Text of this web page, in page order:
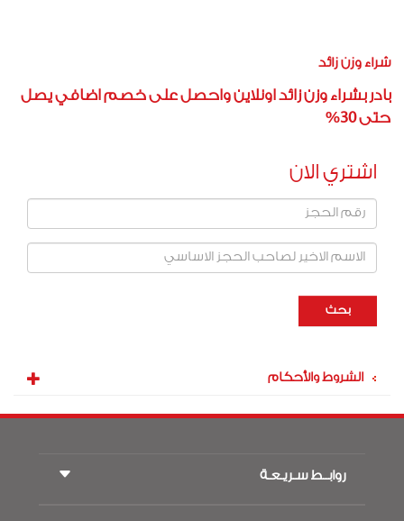
شراء وزن زائد
بادر بشراء وزن زائد اونلاين واحصل على خصم اضافي يصل
حتى 30%
اشتري الان
رقم
الحجز
الاسم
الاخير
الحجز
الاساسي
بحث
الشروط والأحكام
روابــط سـريـعـة